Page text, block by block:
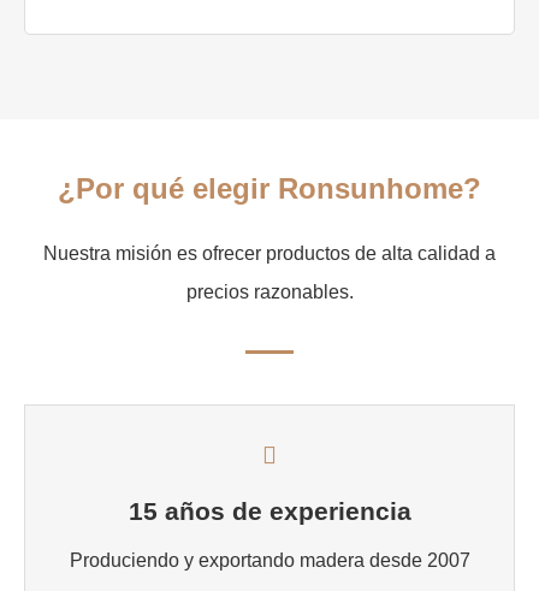
¿Por qué elegir Ronsunhome?
Nuestra misión es ofrecer productos de alta calidad a
precios razonables.
15 años de experiencia
Produciendo y exportando madera desde 2007